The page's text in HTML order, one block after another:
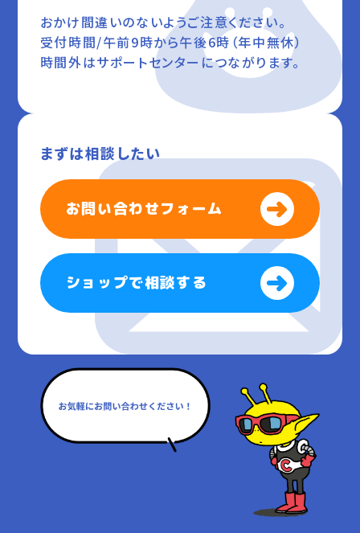
おかけ間違いのないようご注意ください。
受付時間/午前9時から午後6時（年中無休）
時間外はサポートセンターにつながります。
まずは相談したい
お問い合わせフォーム
ショップで相談する